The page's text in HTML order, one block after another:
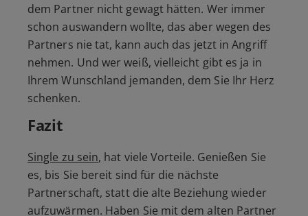
dem Partner nicht gewagt hätten. Wer immer
schon auswandern wollte, das aber wegen des
Partners nie tat, kann auch das jetzt in Angriff
nehmen. Und wer weiß, vielleicht gibt es ja in
Ihrem Wunschland jemanden, dem Sie Ihr Herz
schenken.
Fazit
Single zu sein, hat viele Vorteile. Genießen Sie
es, bis Sie bereit sind für die nächste
Partnerschaft, statt die alte Beziehung wieder
aufzuwärmen. Haben Sie mit dem alten Partner